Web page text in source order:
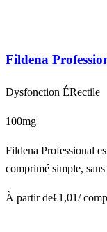
Fildena
Dysfonction ÉRectile
100mg
Fildena Professional
comprimé simple,
À partir de€1,01/